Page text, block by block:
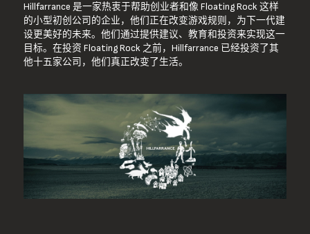
Hillfarrance 是一家热衷于帮助创业者和像 Floating Rock 这样
的小型初创公司的企业，他们正在改变游戏规则，为下一代建
设更美好的未来。他们通过提供建议、教育和投资来实现这一
目标。在投资 Floating Rock 之前，Hillfarrance 已经投资了其
他十五家公司，他们真正改变了生活。